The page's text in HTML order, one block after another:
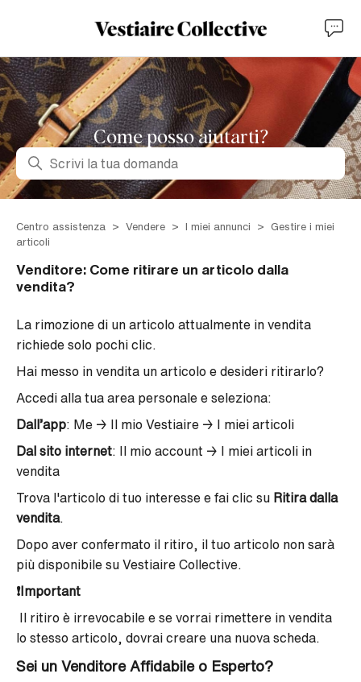
Come posso aiutarti?
Ricerca
Centro assistenza Vendere I miei annunci
Gestire i miei
articoli
Venditore: Come ritirare un articolo dalla
vendita?
La rimozione di un articolo attualmente in vendita
richiede solo pochi clic.
Hai messo in vendita un articolo e desideri ritirarlo?
Accedi alla tua area personale e seleziona:
Dall’app: Me → Il mio Vestiaire → I miei articoli
Dal sito internet: Il mio account →
I miei articoli in
vendita
Trova l'articolo di tuo interesse e fai clic su Ritira dalla
vendita
Dopo aver confermato il ritiro, il tuo articolo non sarà
più disponibile su Vestiaire Collective.
❗Important
Il ritiro è irrevocabile e se vorrai rimettere in vendita
lo stesso articolo, dovrai creare una nuova scheda.
Sei un Venditore Affidabile o Esperto?